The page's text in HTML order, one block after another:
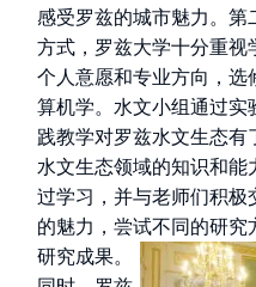
感受罗兹的城市魅力。第
方式，罗兹大学十分重
个人意愿和专业方向，
算机学。水文小组通过
践教学对罗兹水文生态有
水文生态领域的知识和能
过学习，并与老师们积极
的魅力，尝试不同的研
研究成果。